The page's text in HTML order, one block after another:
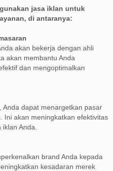
jasa iklan untuk
di antaranya:
akan bekerja dengan ahli
akan membantu Anda
dan mengoptimalkan
Anda dapat menargetkan pasar
Ini akan meningkatkan efektivitas
Anda.
brand Anda kepada
kesadaran merek